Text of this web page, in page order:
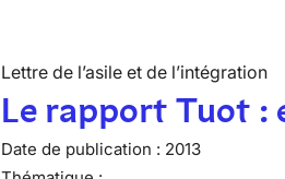
Lettre de l’asile et de l’intégration
Le rapport Tuot :
Date de publication : 2013